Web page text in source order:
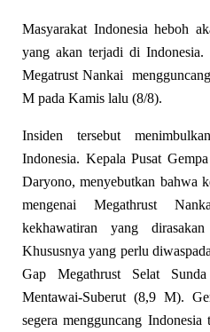
Masyarakat Indonesia heboh
yang akan terjadi di
Megatrust Nankai
M pada Kamis lalu (8/8).
Insiden tersebut
Indonesia. Kepala Pusat
Daryono, menyebutkan bahwa
mengenai Megathrust
kekhawatiran yang
Khususnya yang perlu
Gap Megathrust Selat
Mentawai-Suberut (8,9 M).
segera mengguncang